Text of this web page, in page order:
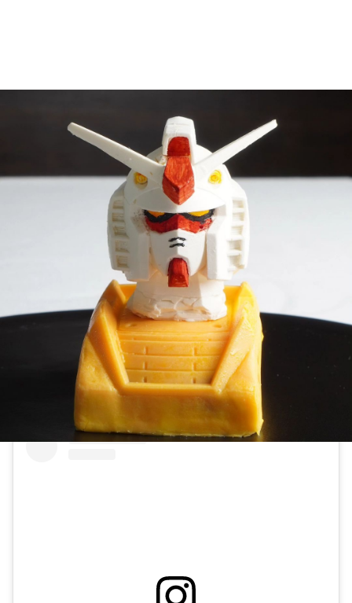
그의 파인다이닝 ‘쵸이닷’의 신메뉴로
건담 디저트도 등장했다고 해.
그는 흑백 요리사에서
“남들이 안 하는 나만의 색깔의 요리
세상에 하나밖에 없는 제 요리로
멋지게 승부를 보여드리겠습니다.”
요리로 자신을 표현하는 것이
중요하다는 걸 언급하지.
초콜릿으로 정교하게 만들어진
건담 디저트가 최현석 셰프가 추구하는
요리 방향과 잘 맞는다고 생각해!
그의 덕질 분야
2. 포켓몬스터